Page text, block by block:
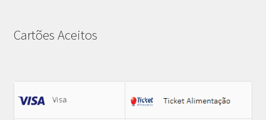
Cartões Aceitos